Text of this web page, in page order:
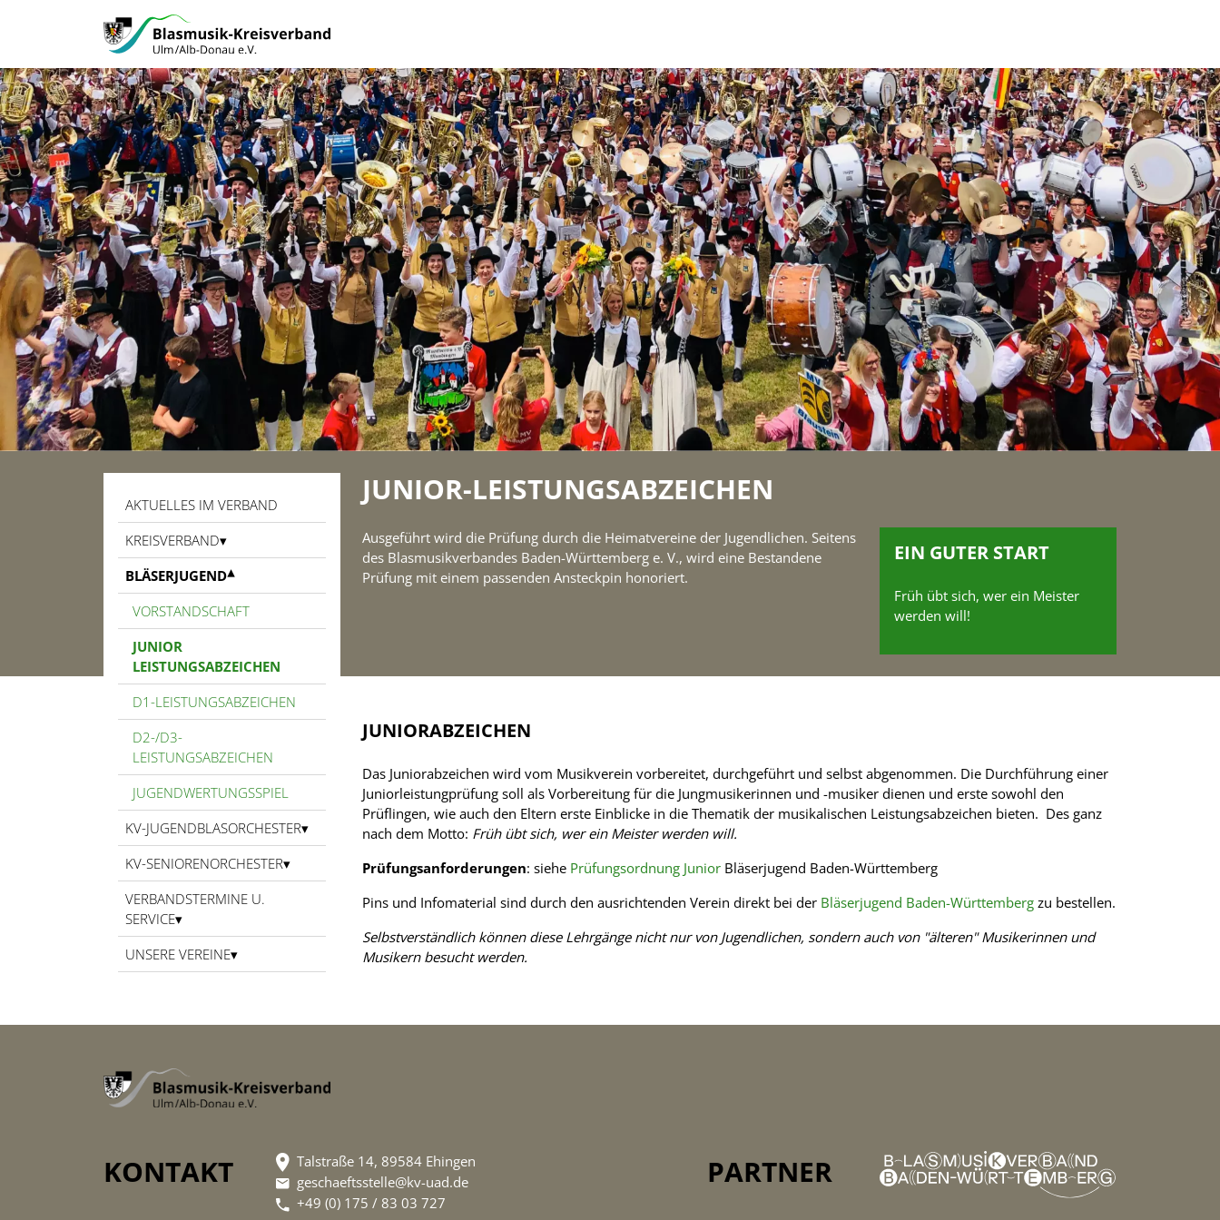
AKTUELLES IM VERBAND
KREISVERBAND
BLÄSERJUGEND
VORSTANDSCHAFT
JUNIOR
LEISTUNGSABZEICHEN
D1-LEISTUNGSABZEICHEN
D2-/D3-
LEISTUNGSABZEICHEN
JUGENDWERTUNGSSPIEL
KV-JUGENDBLASORCHESTER
KV-SENIORENORCHESTER
VERBANDSTERMINE U.
SERVICE
UNSERE VEREINE
JUNIOR-LEISTUNGSABZEICHEN
Ausgeführt wird die Prüfung durch die Heimatvereine der Jugendlichen. Seitens
des Blasmusikverbandes Baden-Württemberg e. V., wird eine Bestandene
Prüfung mit einem passenden Ansteckpin honoriert.
EIN GUTER START
Früh übt sich, wer ein Meister
werden will!
JUNIORABZEICHEN
Das Juniorabzeichen wird vom Musikverein vorbereitet, durchgeführt und selbst abgenommen. Die Durchführung einer
Juniorleistungprüfung soll als Vorbereitung für die Jungmusikerinnen und -musiker dienen und erste sowohl den
Prüflingen, wie auch den Eltern erste Einblicke in die Thematik der musikalischen Leistungsabzeichen bieten. Des ganz
nach dem Motto: Früh übt sich, wer ein Meister werden will.
Prüfungsanforderungen: siehe Prüfungsordnung Junior Bläserjugend Baden-Württemberg
Pins und Infomaterial sind durch den ausrichtenden Verein direkt bei der Bläserjugend Baden-Württemberg zu bestellen.
Selbstverständlich können diese Lehrgänge nicht nur von Jugendlichen, sondern auch von "älteren" Musikerinnen und
Musikern besucht werden.
KONTAKT
Talstraße 14, 89584 Ehingen
geschaeftsstelle@kv-uad.de
+49 (0) 175 / 83 03 727
PARTNER